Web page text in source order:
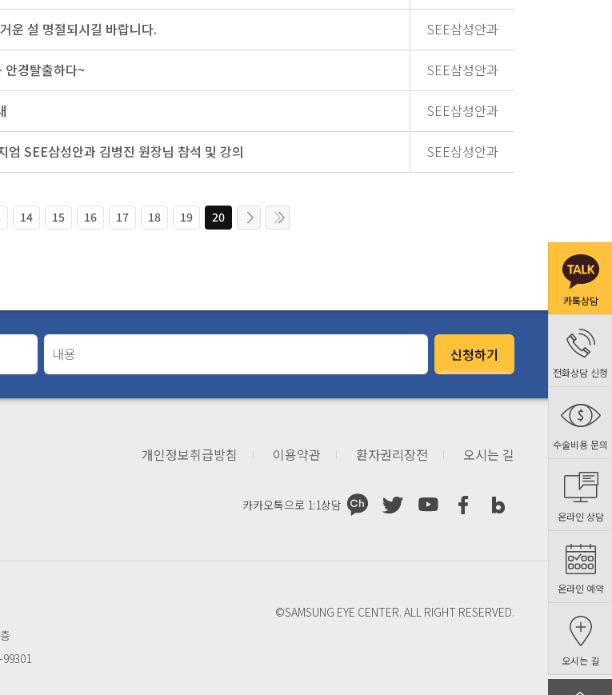
운 설 명절되시길 바랍니다. SEE삼성안과
안경탈출하다~ SEE삼성안과
SEE삼성안과
SEE삼성안과 김병진 원장님 참석 및 강의 SEE삼성안과
14 15 16 17 18 19 20
카톡상담
전화상담 신청
수술비용 문의
온라인 상담
온라인 예약
오시는 길
신청하기
개인정보취급방침 이용약관 환자권리장전 오시는 길
카카오톡으로 1:1상담
©SAMSUNG EYE CENTER. ALL RIGHT RESERVED.